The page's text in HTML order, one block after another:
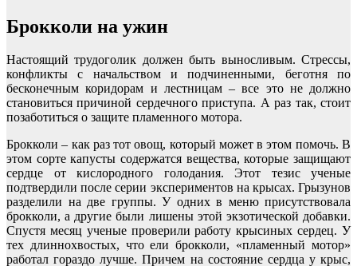
Брокколи на ужин
Настоящий трудоголик должен быть выносливым. Стрессы,
конфликты с начальством и подчиненными, беготня по
бесконечным коридорам и лестницам – все это не должно
становиться причиной сердечного приступа. А раз так, стоит
позаботиться о защите пламенного мотора.
Брокколи – как раз тот овощ, который может в этом помочь. В
этом сорте капусты содержатся вещества, которые защищают
сердце от кислородного голодания. Этот тезис ученые
подтвердили после серии экспериментов на крысах. Грызунов
разделили на две группы. У одних в меню присутствовала
брокколи, а другие были лишены этой экзотической добавки.
Спустя месяц ученые проверили работу крысиных сердец. У
тех длиннохвостых, что ели брокколи, «пламенный мотор»
работал гораздо лучше. Причем на состояние сердца у крыс,